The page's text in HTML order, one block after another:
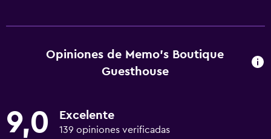
Opiniones de Memo's Boutique
Guesthouse
9,0 Excelente
139 opiniones verificadas